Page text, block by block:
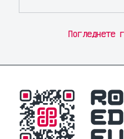
Погледнете